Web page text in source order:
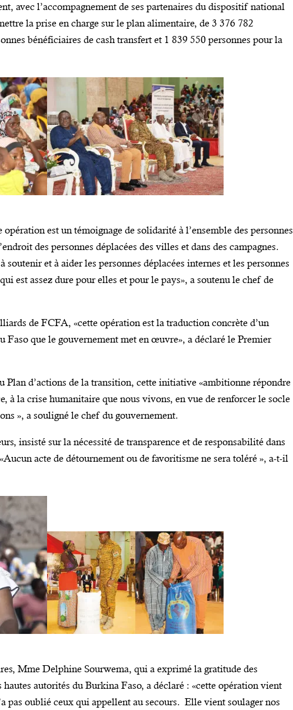
avec l’accompagnement de ses partenaires du dispositif national
la prise en charge sur le plan alimentaire, de 3 376 782
bénéficiaires de cash transfert et 1 839 550 personnes pour la
est un témoignage de solidarité à l’ensemble des personnes
des personnes déplacées des villes et dans des campagnes.
soutenir et à aider les personnes déplacées internes et les personnes
est assez dure pour elles et pour le pays», a soutenu le chef de
de FCFA, «cette opération est la traduction concrète d’un
Faso que le gouvernement met en œuvre», a déclaré le Premier
Plan d’actions de la transition, cette initiative «ambitionne répondre
à la crise humanitaire que nous vivons, en vue de renforcer le socle
», a souligné le chef du gouvernement.
insisté sur la nécessité de transparence et de responsabilité dans
acte de détournement ou de favoritisme ne sera toléré », a-t-il
Mme Delphine Sourwema, qui a exprimé la gratitude des
autorités du Burkina Faso, a déclaré : «cette opération vient
pas oublié ceux qui appellent au secours. Elle vient soulager nos